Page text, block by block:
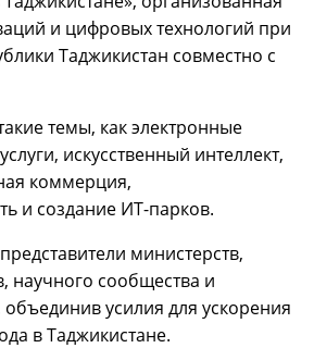
и цифровых технологий при
Таджикистан совместно с
темы, как электронные
искусственный интеллект,
коммерция,
и создание ИТ-парков.
министерств,
научного сообщества и
объединив усилия для ускорения
в Таджикистане.